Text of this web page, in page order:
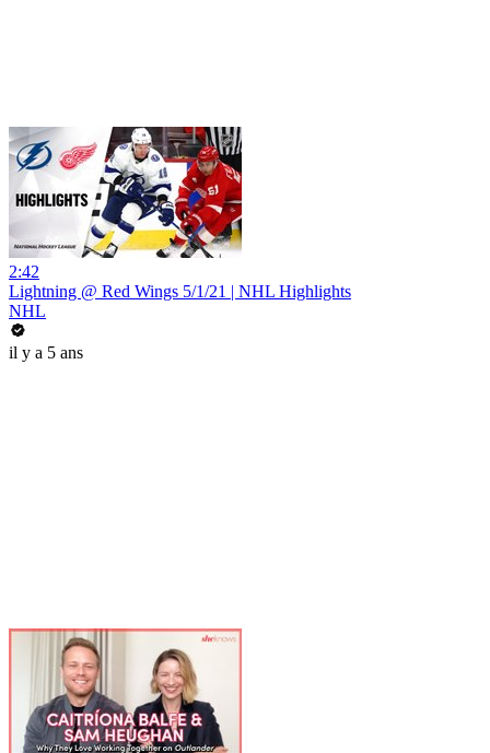
2:42
Lightning @ Red Wings 5/1/21 | NHL Highlights
NHL
il y a 5 ans